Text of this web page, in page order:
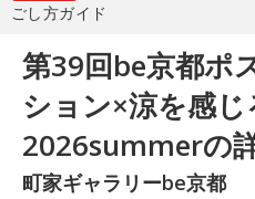
ごし方ガイド
第39回be京都ポ
ション×涼を感じ
2026summerの
町家ギャラリーbe京都